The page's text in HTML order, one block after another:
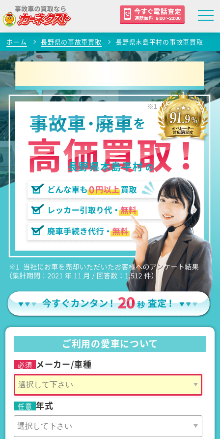
ホーム 長野県の事故車買取 長野県木島平村の事故車買取
長野県木島平村の
ご利用の愛車について
必須 メーカー/車種
任意 年式